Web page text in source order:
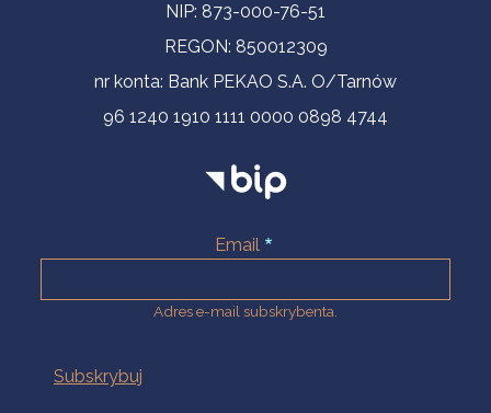
NIP: 873-000-76-51
REGON: 850012309
nr konta: Bank PEKAO S.A. O/Tarnów
96 1240 1910 1111 0000 0898 4744
Email
Adres e-mail subskrybenta.